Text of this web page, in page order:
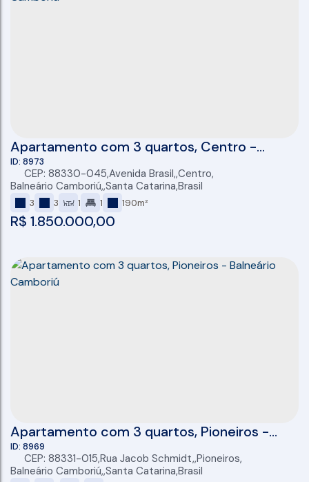
Apartamento com 3 quartos, Centro -
Balneário Camboriú
R$ 1.850.000,00
8973
CEP: 88330-045,Avenida Brasil ,Centro,
Balneário Camboriú ,Santa Catarina,Brasil
3 3 1 1 190m²
Apartamento com 3 quartos, Pioneiros -
Balneário Camboriú
8969
CEP: 88331-015,Rua Jacob Schmidt ,Pioneiros,
Balneário Camboriú ,Santa Catarina,Brasil